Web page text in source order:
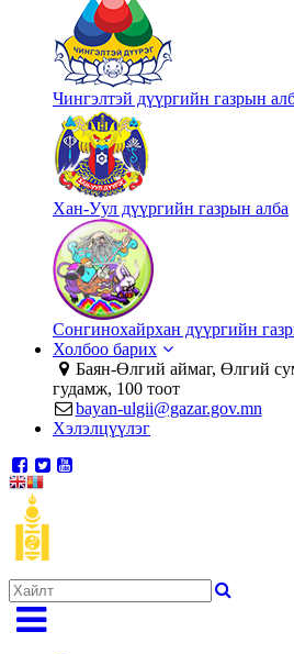
Чингэлтэй дүүргийн газрын
Хан-Уул дүүргийн газрын алба
Сонгинохайрхан дүүргийн
Холбоо барих
Баян-Өлгий аймаг, Өлгий
гудамж, 100 тоот
bayan-ulgii@gazar.gov.mn
Хэлэлцүүлэг